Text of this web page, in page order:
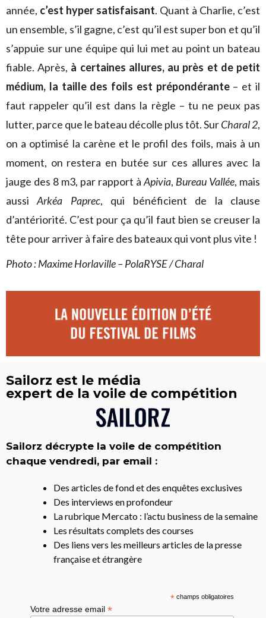
année, c’est hyper satisfaisant. Quant à Charlie, c’est
un ensemble, s’il gagne, c’est qu’il est super bon et qu’il
s’appuie sur une équipe qui lui met au point un bateau
fiable. Après, à certaines allures, au près et de petit
médium, la taille des foils est prépondérante– et il
faut rappeler qu’il est dans la règle – tu ne peux pas
lutter, parce que le bateau décolle plus tôt. SurCharal 2,
on a optimisé la carène et le profil des foils, mais à un
moment, on restera en butée sur ces allures avec la
jauge des 8 m3, par rapport à Apivia, Bureau Vallée, mais
aussiArkéa Paprec, qui bénéficient de la clause
d’antériorité. C’est pour ça qu’il faut bien se creuser la
tête pour arriver à faire des bateaux qui vont plus vite !
Photo : Maxime Horlaville – PolaRYSE / Charal
Sailorz est le média
expert de la voile de compétition
Sailorz décrypte la voile de compétition
chaque vendredi, par email :
Des articles de fond et des enquêtes exclusives
Des interviews en profondeur
La rubrique Mercato : l’actu business de la semaine
Les résultats complets des courses
Des liens vers les meilleurs articles de la presse
française et étrangère
*champs obligatoires
Votre adresse email*